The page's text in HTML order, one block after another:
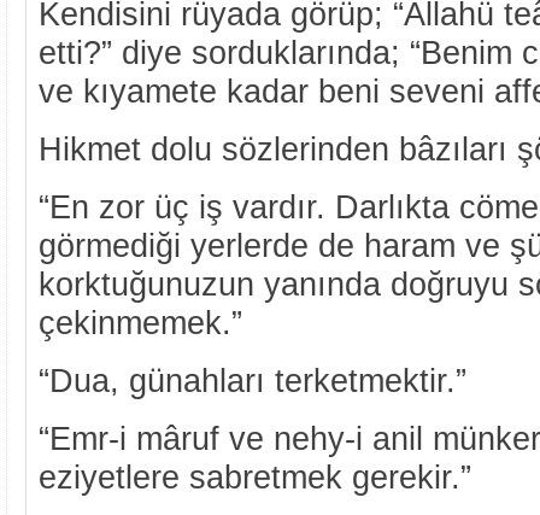
Kendisini rüyada görüp; “Allahü
etti?” diye sorduklarında; “Benim
ve kıyamete kadar beni seveni
Hikmet dolu sözlerinden bâzıları
“En zor üç iş vardır. Darlıkta
görmediği yerlerde de haram ve
korktuğunuzun yanında doğruyu
çekinmemek.”
“Dua, günahları terketmektir.”
“Emr-i mâruf ve nehy-i anil
eziyetlere sabretmek gerekir.”